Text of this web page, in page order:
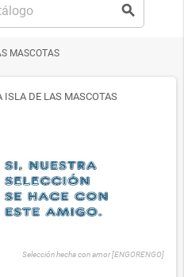
search
MASCOTAS
Selección hecha con amor [ENGORENGO]